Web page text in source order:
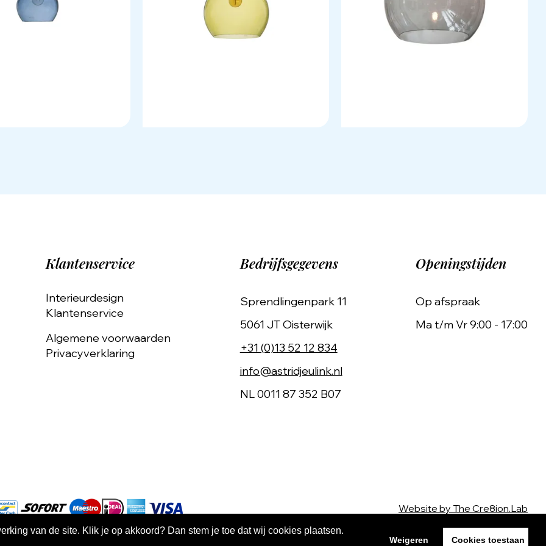
van de site. Klik je op akkoord? Dan stem je toe dat wij cookies plaatsen.
Weigeren Cookies toestaan
Klantenservice
Interieurdesign
Klantenservice
Algemene voorwaarden
Privacyverklaring
Bedrijfsgegevens
Sprendlingenpark 11
5061 JT Oisterwijk
+31 (0)13 52 12 834
info@astridjeulink.nl
NL 0011 87 352 B07
Openingstijden
Op afspraak
Ma t/m Vr 9:00 - 17:00
Website by The Cre8ion.Lab